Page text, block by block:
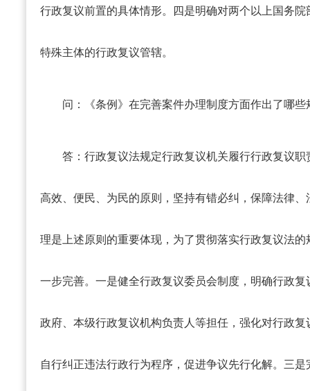
行政复议前置的具体情形。四是明确对两个以上国务
特殊主体的行政复议管辖。
问：《条例》在完善案件办理制度方面作出了哪些
答： 行政复议法规定行政复议机关履行行政复议
高效、便民、为民的原则，坚持有错必纠，保障法律
理是上述原则的重要体现，为了贯彻落实行政复议法
一步完善。一是健全行政复议委员会制度，明确行政
政府、本级行政复议机构负责人等担任，强化对行政
自行纠正违法行政行为程序，促进争议先行化解。三